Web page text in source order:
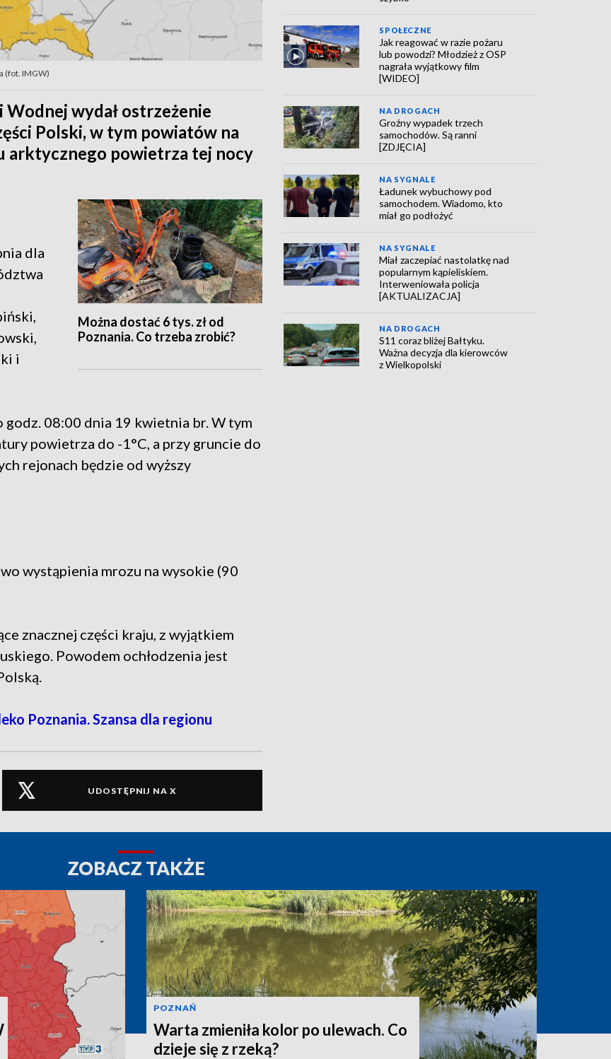
(fot. IMGW)
wydał ostrzeżenie
Polski, w tym powiatów na
arktycznego powietrza tej nocy
Można dostać 6 tys. zł od
Poznania. Co trzeba zrobić?
dla
i
08:00 dnia 19 kwietnia br. W tym
powietrza do -1°C, a przy gruncie do
rejonach będzie od wyższy
wystąpienia mrozu na wysokie (90
znacznej części kraju, z wyjątkiem
Powodem ochłodzenia jest
Poznania. Szansa dla regionu
UDOSTĘPNIJ NA X
SPOŁECZNE
Jak reagować w razie pożaru
lub powodzi? Młodzież z OSP
nagrała wyjątkowy film
[WIDEO]
NA DROGACH
Groźny wypadek trzech
samochodów. Są ranni
[ZDJĘCIA]
NA SYGNALE
Ładunek wybuchowy pod
samochodem. Wiadomo, kto
miał go podłożyć
NA SYGNALE
Miał zaczepiać nastolatkę nad
popularnym kąpieliskiem.
Interweniowała policja
[AKTUALIZACJA]
NA DROGACH
S11 coraz bliżej Bałtyku.
Ważna decyzja dla kierowców
z Wielkopolski
ZOBACZ TAKŻE
POZNAŃ
Warta zmieniła kolor po ulewach. Co
dzieje się z rzeką?